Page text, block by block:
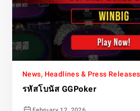
News, Headlines & Press Releases
รหัสโบนัส GGPoker